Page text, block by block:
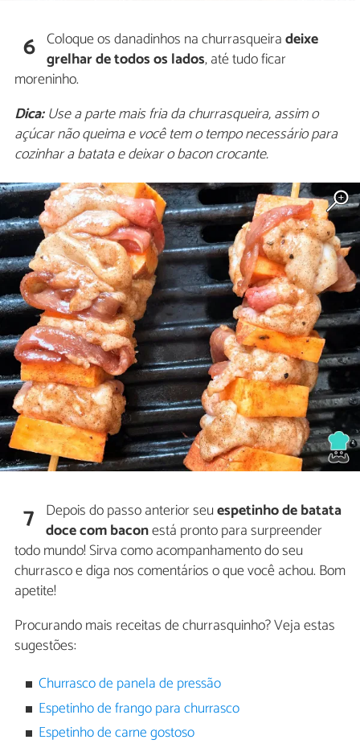
6 Coloque os danadinhos na churrasqueiradeixe
grelhar de todos os lados, até tudo ficar
moreninho.
Dica:Use a parte mais fria da churrasqueira, assim o
açúcar não queima e você tem o tempo necessário para
cozinhar a batata e deixar o bacon crocante.
7 Depois do passo anterior seuespetinho de batata
doce com baconestá pronto para surpreender
todo mundo! Sirva como acompanhamento do seu
churrasco e diga nos comentários o que você achou. Bom
apetite!
Procurando mais receitas de churrasquinho? Veja estas
sugestões:
Churrasco de panela de pressão
Espetinho de frango para churrasco
Espetinho de carne gostoso